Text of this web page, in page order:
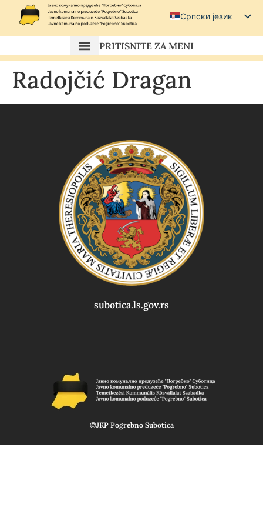
Српски језик
Српски (ћирилица)
Magyar
Hrvatski
PRITISNITE ZA MENI
Radojčić Dragan
subotica.ls.gov.rs
©JKP Pogrebno Subotica